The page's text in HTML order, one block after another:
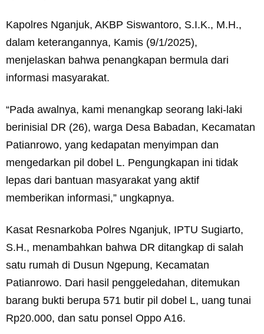
Kapolres Nganjuk, AKBP Siswantoro, S.I.K., M.H.,
dalam keterangannya, Kamis (9/1/2025),
menjelaskan bahwa penangkapan bermula dari
informasi masyarakat.
“Pada awalnya, kami menangkap seorang laki-laki
berinisial DR (26), warga Desa Babadan, Kecamatan
Patianrowo, yang kedapatan menyimpan dan
mengedarkan pil dobel L. Pengungkapan ini tidak
lepas dari bantuan masyarakat yang aktif
memberikan informasi,” ungkapnya.
Kasat Resnarkoba Polres Nganjuk, IPTU Sugiarto,
S.H., menambahkan bahwa DR ditangkap di salah
satu rumah di Dusun Ngepung, Kecamatan
Patianrowo. Dari hasil penggeledahan, ditemukan
barang bukti berupa 571 butir pil dobel L, uang tunai
Rp20.000, dan satu ponsel Oppo A16.